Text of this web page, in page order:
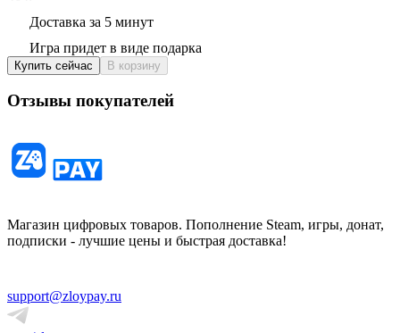
Доставка за 5 минут
Игра придет в виде подарка
Купить сейчас В корзину
Отзывы покупателей
Магазин цифровых товаров. Пополнение Steam, игры, донат,
подписки - лучшие цены и быстрая доставка!
support@zloypay.ru